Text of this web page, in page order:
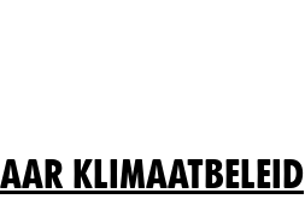
klimaatbeleid